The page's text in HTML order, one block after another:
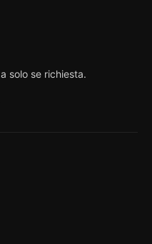
solo se richiesta.